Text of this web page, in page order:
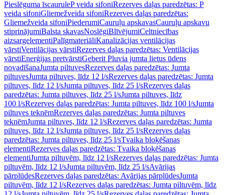
Pieslēguma īscauruleP veida sifoniRezerves daļas paredzētas: P
veida sifoniGliemežveida sifoniRezerves daļas paredzētas:
Gliemežveida sifoniPiederumiCauruļu apskavasCauruļu apskavu
stiprinājumiBalsta skavasNoslēgiBlīvējumiCeltniecības
aizsargelementiPalīgmateriāliKanalizācijas ventilācijas
vārstiVentilācijas vārstiRezerves daļas paredzētas: Ventilācijas
vārstiEnerģijas pretvārstiGeberit Pluvia jumta lietus ūdens
novadīšanaJumta piltuvesRezerves daļas paredzētas: Jumta
piltuvesJumta piltuves, līdz 12 l/sRezerves daļas paredzētas: Jumta
piltuves, līdz 12 l/sJumta piltuves, līdz 25 l/sRezerves daļas
paredzētas: Jumta piltuves, līdz 25 l/sJumta piltuves, līdz
100 l/sRezerves daļas paredzētas: Jumta piltuves, līdz 100 l/sJumta
piltuves teknēmRezerves daļas paredzētas: Jumta piltuves
teknēmJumta piltuves, līdz 12 l/sRezerves daļas paredzētas: Jumta
piltuves, līdz 12 l/sJumta piltuves, līdz 25 l/sRezerves daļas
paredzētas: Jumta piltuves, līdz 25 l/sTvaika bloķēšanas
elementiRezerves daļas paredzētas: Tvaika bloķēšanas
elementiJumta piltuvēm, līdz 12 l/sRezerves daļas paredzētas: Jumta
piltuvēm, līdz 12 l/sJumta piltuvēm, līdz 25 l/sAvārijas
pārplūdesRezerves daļas paredzētas: Avārijas pārplūdesJumta
piltuvēm, līdz 12 l/sRezerves daļas paredzētas: Jumta piltuvēm, līdz